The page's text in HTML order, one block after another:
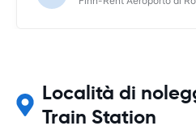
e chiaro)
Località di
Train Station